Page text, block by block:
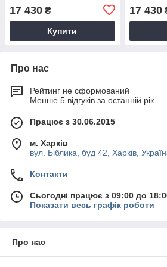
17 430 ₴
Купити
17 430
Про нас
Рейтинг не сформований
Менше 5 відгуків за останній рік
Працює з 30.06.2015
м. Харків
вул. Біблика, буд 42, Харків,
Контакти
Сьогодні працює з 09:00 до
Показати весь графік роботи
Про нас